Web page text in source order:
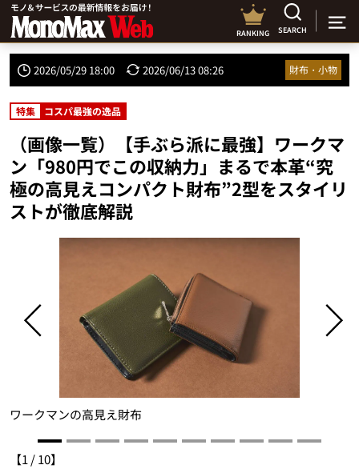
RANKING SEARCH
2026/05/29 18:00 2026/06/13 08:26 財布・小物
特集 コスパ最強の逸品
（画像一覧）【手ぶら派に最強】ワークマ
ン「980円でこの収納力」まるで本革“究
極の高見えコンパクト財布”2型をスタイリ
ストが徹底解説
ワークマンの高見え財布
【1 /10】